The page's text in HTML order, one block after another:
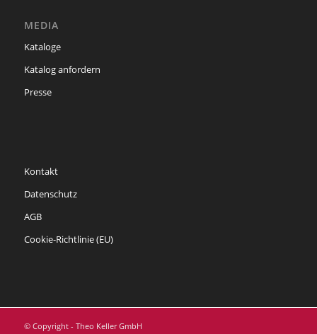
MEDIA
Kataloge
Katalog anfordern
Presse
Kontakt
Datenschutz
AGB
Cookie-Richtlinie (EU)
© Copyright - Theo Keller GmbH